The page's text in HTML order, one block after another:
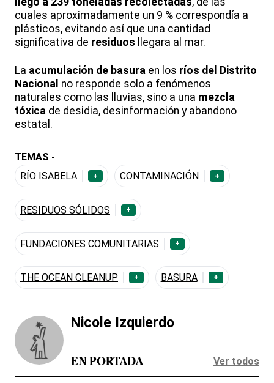
cuales aproximadamente un 9 % correspondía a
plásticos, evitando así que una cantidad
significativa de residuos llegara al mar.
La acumulación de basura en los ríos del Distrito
Nacional no responde solo a fenómenos
naturales como las lluvias, sino a una mezcla
tóxica de desidia, desinformación y abandono
estatal.
TEMAS -
RÍO ISABELA
+ CONTAMINACIÓN +
RESIDUOS SÓLIDOS +
FUNDACIONES COMUNITARIAS +
THE OCEAN CLEANUP + BASURA +
Nicole Izquierdo
EN PORTADA Ver todos